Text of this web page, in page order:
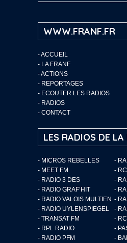
WWW.FRANF.FR
-ACCUEIL
- LA FRANF
-ACTIONS
- REPORTAGES
- ECOUTER LES RADIOS
- RADIOS
- CONTACT
LES RADIOS DE LA
- MICROS REBELLES
-
- MEET FM
-
- RADIO 3 DES
-
- RADIO GRAF’HIT
-
- RADIO VALOIS MULTIEN -
- RADIO UYLENSPIEGEL
-
- TRANSAT FM
-
- RPL RADIO
-
- RADIO PFM
-